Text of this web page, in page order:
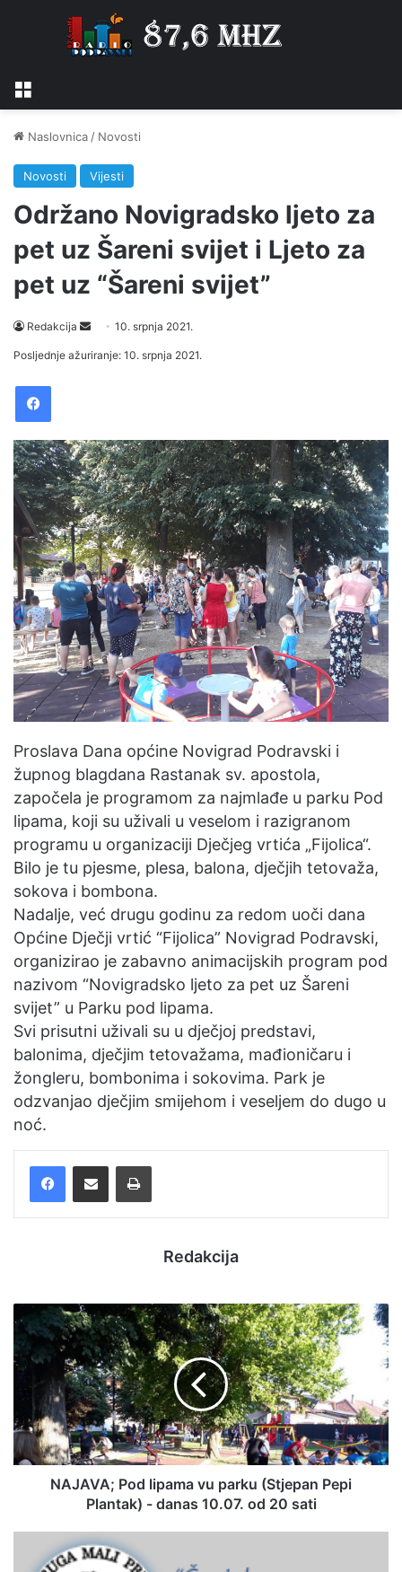
Izbornik
Naslovnica / Novosti
Novosti Vijesti
Održano Novigradsko ljeto za
pet uz Šareni svijet i Ljeto za
pet uz “Šareni svijet”
Redakcija
Send10. srpnja 2021.
Posljednje ažuriranje: 10. srpnja 2021.
Facebook
Proslava Dana općine Novigrad Podravski i
župnog blagdana Rastanak sv. apostola,
započela je programom za najmlađe u parku Pod
lipama, koji su uživali u veselom i razigranom
programu u organizaciji Dječjeg vrtića „Fijolica“.
Bilo je tu pjesme, plesa, balona, dječjih tetovaža,
sokova i bombona.
Nadalje, već drugu godinu za redom uoči dana
Općine Dječji vrtić “Fijolica” Novigrad Podravski,
organizirao je zabavno animacijskih program pod
nazivom “Novigradsko ljeto za pet uz Šareni
svijet” u Parku pod lipama.
Svi prisutni uživali su u dječjoj predstavi,
balonima, dječjim tetovažama, mađioničaru i
žongleru, bombonima i sokovima. Park je
odzvanjao dječjim smijehom i veseljem do dugo u
noć.
FacebookPodijelite putem e-pošte Ispis
Redakcija
NAJAVA; Pod lipama vu parku (Stjepan Pepi
Plantak) - danas 10.07. od 20 sati